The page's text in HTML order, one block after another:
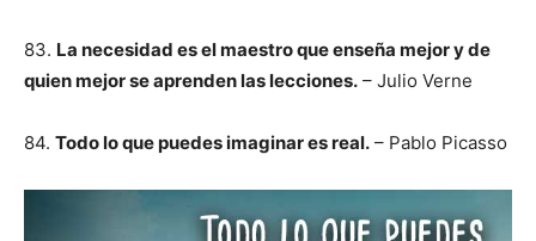
83. La necesidad es el maestro que enseña mejor y de
quien mejor se aprenden las lecciones. – Julio Verne
84. Todo lo que puedes imaginar es real. – Pablo Picasso